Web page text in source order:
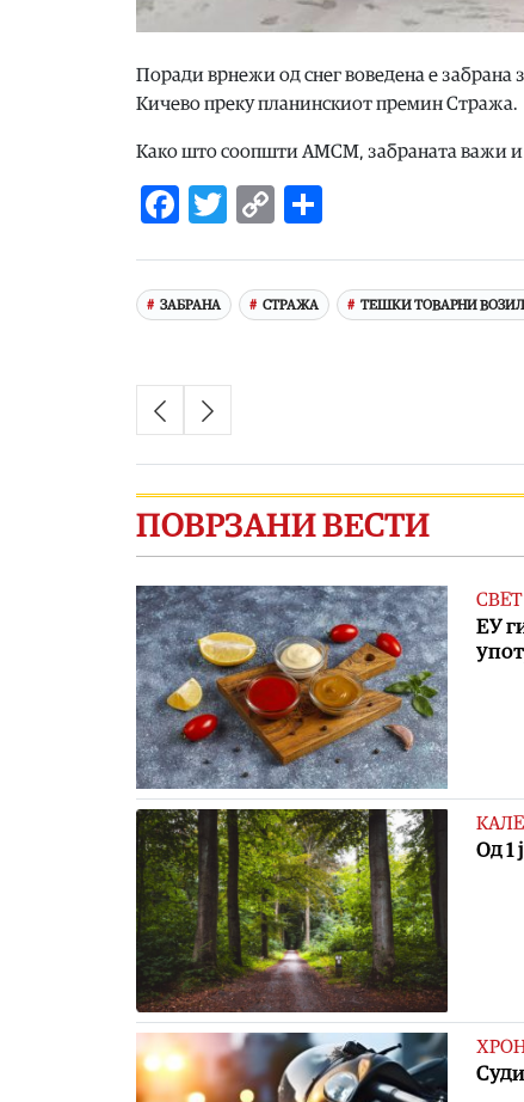
Поради врнежи од снег воведена е забрана
Кичево преку планинскиот премин Стража.
Како што соопшти АМСМ, забраната важи и
Facebook
Twitter
Copy
ЗАБРАНА СТРАЖА ТЕШКИ ТОВАРНИ
ПОВРЗАНИ ВЕСТИ
СВЕТ
ЕУ
Од 1